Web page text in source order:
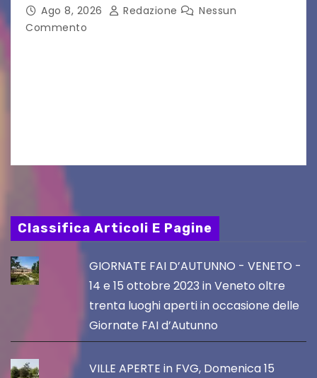
Ago 8, 2026 Redazione
Nessun
Commento
Classifica Articoli E Pagine
GIORNATE FAI D’AUTUNNO - VENETO -
14 e 15 ottobre 2023 in Veneto oltre
trenta luoghi aperti in occasione delle
Giornate FAI d’Autunno
VILLE APERTE in FVG, Domenica 15